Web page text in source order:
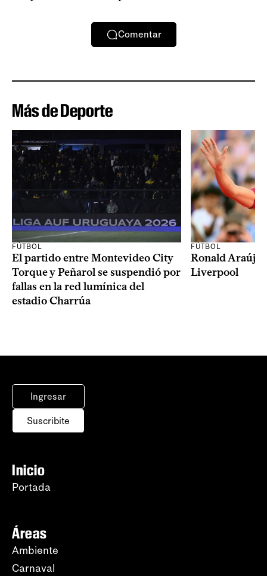
Comentar
Más de Deporte
FÚTBOL
El partido entre Montevideo City
Torque y Peñarol se suspendió por
fallas en la red lumínica del
estadio Charrúa
FÚTBOL
Ronald Araújo
Liverpool
Ingresar
Suscribite
Inicio
Portada
Áreas
Ambiente
Carnaval